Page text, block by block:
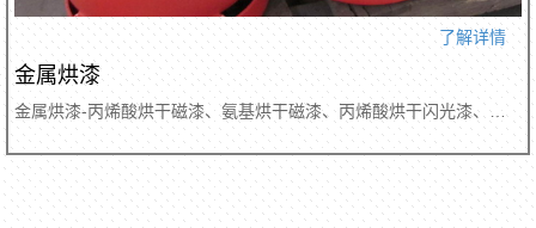
了解详情
金属烘漆
金属烘漆-丙烯酸烘干磁漆、氨基烘干磁漆、丙烯酸烘干闪光漆、氨基烘干闪光漆、氨基烘干清漆、丙烯酸透明烘漆、氨基烘干透明漆